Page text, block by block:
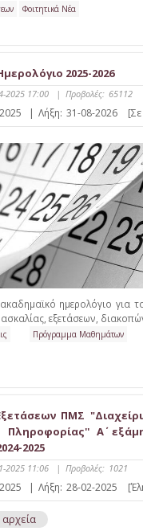
Φοιτητικά Νέα
2025-2026
2025 17:00 | Προβολές: 65112
| Λήξη: 31-08-2026 [Σε
ημερολόγιο για
εξετάσεων,
Πρόγραμμα Μαθημάτων
ΠΜΣ
Πληροφορίας'' Α΄
2025
2025 11:06 | Προβολές: 1021
| Λήξη: 28-02-2025